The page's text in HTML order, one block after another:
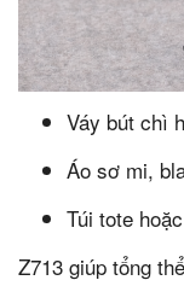
Váy bút chì
Áo sơ mi,
Túi tote
Z713 giúp tổng